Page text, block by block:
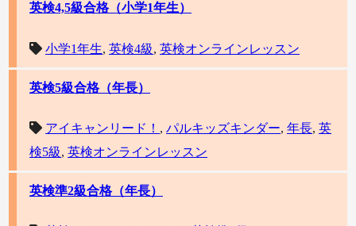
英検4,5級合格（小学1年生）
小学1年生, 英検4級, 英検オンラインレッスン
英検5級合格（年長）
アイキャンリード！ , パルキッズキンダー, 年長, 英
検5級, 英検オンラインレッスン
英検準2級合格（年長）